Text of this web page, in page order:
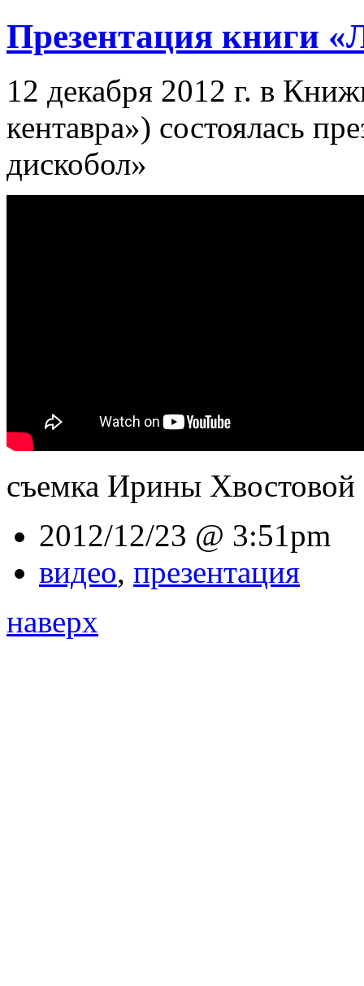
Презентация книги
12 декабря 2012 г. в
кентавра») состоялась
дискобол»
съемка Ирины Хвостовой
2012/12/23 @ 3:51pm
видео, презентация
наверх